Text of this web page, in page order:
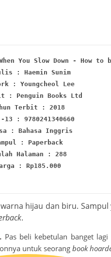
You Slow Down - How to
: Haemin Sunim
: Youngcheol Lee
: Penguin Books Ltd
Terbit : 2018
13 : 9780241340660
: Bahasa Inggris
: Paperback
Halaman : 288
: Rp185.000
hijau dan biru.
.
. Pas beli kebetulan banget
untuk seorang book